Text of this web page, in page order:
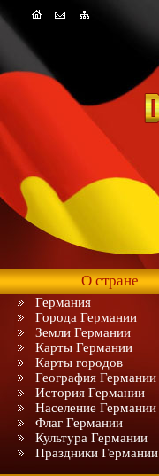
О стране
Германия
Города Германии
Земли Германии
Карты Германии
Карты городов
География Германии
История Германии
Население Германии
Флаг Германии
Культура Германии
Праздники Германии